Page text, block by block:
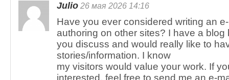
Julio 26 мая 2026 14:16
Have you ever considered writing an
authoring on other sites? I have a
you discuss and would really like to
stories/information. I know
my visitors would value your work. If
interested, feel free to send me an e-